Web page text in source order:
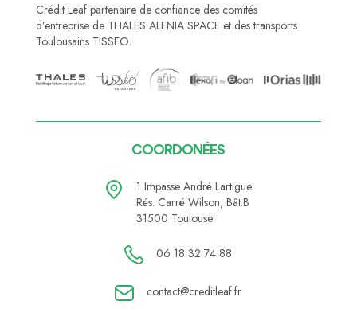
Crédit Leaf partenaire de confiance des comités
d’entreprise de THALES ALENIA SPACE et des transports
Toulousains TISSEO.
COORDONÉES
1 Impasse André Lartigue
Rés. Carré Wilson, Bât.B
31500 Toulouse
06 18 32 74 88
contact@creditleaf.fr